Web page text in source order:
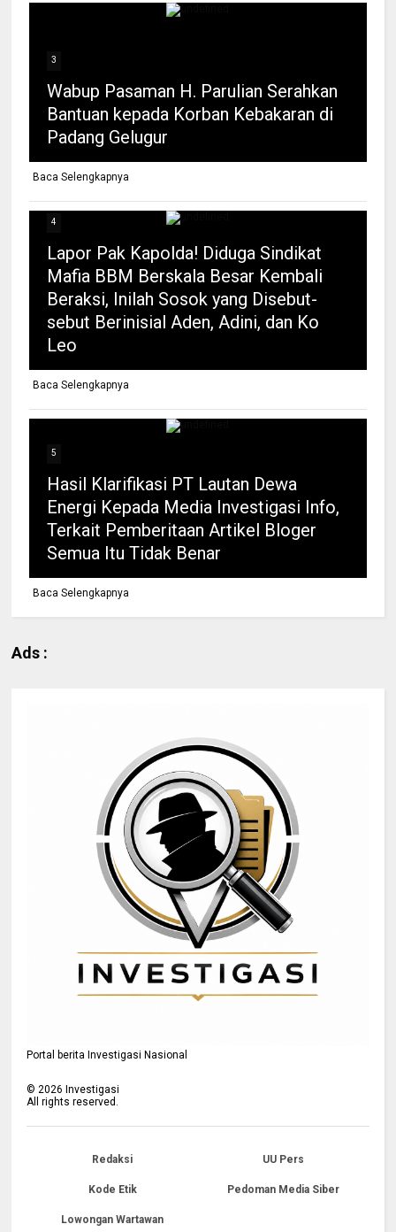
3
Wabup Pasaman H. Parulian Serahkan
Bantuan kepada Korban Kebakaran di
Padang Gelugur
Baca Selengkapnya
4
Lapor Pak Kapolda! Diduga Sindikat
Mafia BBM Berskala Besar Kembali
Beraksi, Inilah Sosok yang Disebut-
sebut Berinisial Aden, Adini, dan Ko
Leo
Baca Selengkapnya
5
Hasil Klarifikasi PT Lautan Dewa
Energi Kepada Media Investigasi Info,
Terkait Pemberitaan Artikel Bloger
Semua Itu Tidak Benar
Baca Selengkapnya
Ads :
Portal berita Investigasi Nasional
©2026 Investigasi
All rights reserved.
Redaksi UU Pers
Kode Etik Pedoman Media Siber
Lowongan Wartawan